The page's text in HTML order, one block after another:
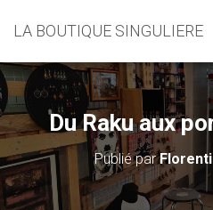
LA BOUTIQUE SINGULIERE
Du Raku aux
Publié par